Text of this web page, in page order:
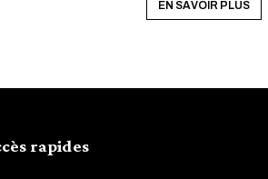
EN SAVOIR PLUS
rapides